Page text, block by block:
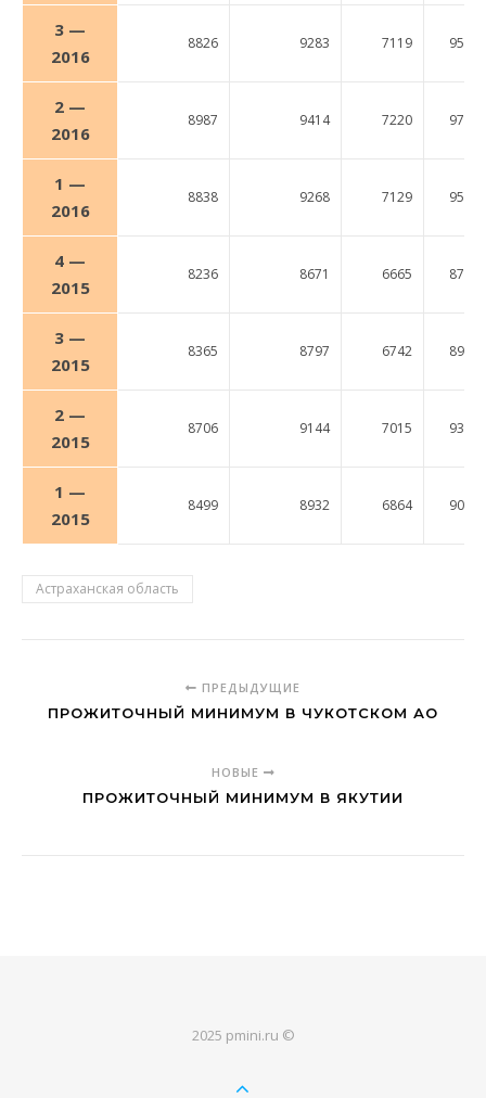
3 —
2016
8826 9283 7119 9514
2 —
2016
8987 9414 7220 9783
1 —
2016
8838 9268 7129 9551
4 —
2015
8236 8671 6665 8774
3 —
2015
8365 8797 6742 8974
2 —
2015
8706 9144 7015 9342
1 —
2015
8499 8932 6864 9081
Астраханская область
ПРЕДЫДУЩИЕ
ПРОЖИТОЧНЫЙ МИНИМУМ В ЧУКОТСКОМ АО
НОВЫЕ
ПРОЖИТОЧНЫЙ МИНИМУМ В ЯКУТИИ
2025 pmini.ru ©